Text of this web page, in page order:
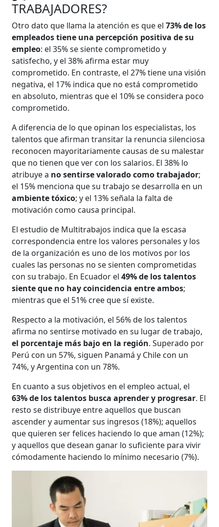
TRABAJADORES?
Otro dato que llama la atención es que el73% de los
empleados tiene una percepción positiva de su
empleo: el 35% se siente comprometido y
satisfecho, y el 38% afirma estar muy
comprometido. En contraste, el 27% tiene una visión
negativa, el 17% indica que no está comprometido
en absoluto, mientras que el 10% se considera poco
comprometido.
A diferencia de lo que opinan los especialistas, los
talentos que afirman transitar la renuncia silenciosa
reconocen mayoritariamente causas de su malestar
que no tienen que ver con los salarios. El 38% lo
atribuye a no sentirse valorado como trabajador;
el 15% menciona que su trabajo se desarrolla en un
ambiente tóxico; y el 13% señala la falta de
motivación como causa principal.
El estudio de Multitrabajos indica que la escasa
correspondencia entre los valores personales y los
de la organización es uno de los motivos por los
cuales las personas no se sienten comprometidas
con su trabajo. En Ecuador el49% de los talentos
siente que no hay coincidencia entre ambos;
mientras que el 51% cree que sí existe.
Respecto a la motivación, el 56% de los talentos
afirma no sentirse motivado en su lugar de trabajo,
el porcentaje más bajo en la región. Superado por
Perú con un 57%, siguen Panamá y Chile con un
74%, y Argentina con un 78%.
En cuanto a sus objetivos en el empleo actual, el
63% de los talentos busca aprender y progresar. El
resto se distribuye entre aquellos que buscan
ascender y aumentar sus ingresos (18%); aquellos
que quieren ser felices haciendo lo que aman (12%);
y aquellos que desean ganar lo suficiente para vivir
cómodamente haciendo lo mínimo necesario (7%).